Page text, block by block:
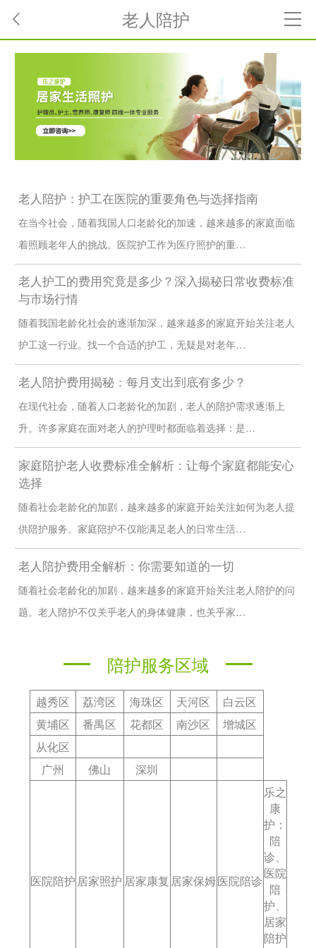
老人陪护
老人陪护：护工在医院的重要角色与选择指南
在当今社会，随着我国人口老龄化的加速，越来越多的家庭面临
着照顾老年人的挑战。医院护工作为医疗照护的重…
老人护工的费用究竟是多少？深入揭秘日常收费标准
与市场行情
随着我国老龄化社会的逐渐加深，越来越多的家庭开始关注老人
护工这一行业。找一个合适的护工，无疑是对老年…
老人陪护费用揭秘：每月支出到底有多少？
在现代社会，随着人口老龄化的加剧，老人的陪护需求逐渐上
升。许多家庭在面对老人的护理时都面临着选择：是…
家庭陪护老人收费标准全解析：让每个家庭都能安心
选择
随着社会老龄化的加剧，越来越多的家庭开始关注如何为老人提
供陪护服务。家庭陪护不仅能满足老人的日常生活…
老人陪护费用全解析：你需要知道的一切
随着社会老龄化的加剧，越来越多的家庭开始关注老人陪护的问
题。老人陪护不仅关乎老人的身体健康，也关乎家…
陪护服务区域
越秀区 荔湾区 海珠区 天河区
白云区
黄埔区
番禺区 花都区 南沙区
增城区
从化区
广州
佛山 深圳
医院陪护 居家照护 居家康复 居家保姆医院陪诊
乐之
康
护：
陪
诊、
医院
陪
护、
居家
陪护